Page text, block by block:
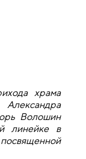
храма
Волошин
линейке в